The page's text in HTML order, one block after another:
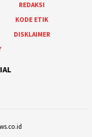
REDAKSI
KODE ETIK
DISKLAIMER